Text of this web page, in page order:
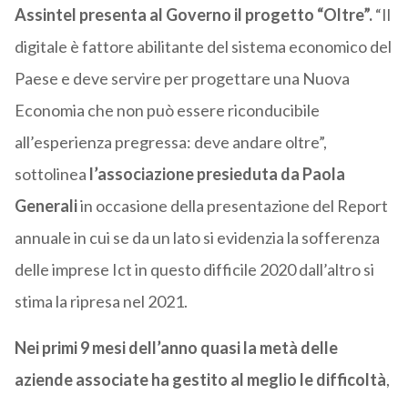
Assintel presenta al Governo il progetto “Oltre”.“Il
digitale è fattore abilitante del sistema economico del
Paese e deve servire per progettare una Nuova
Economia che non può essere riconducibile
all’esperienza pregressa: deve andare oltre”,
sottolinea l’associazione presieduta da Paola
Generaliin occasione della presentazione del Report
annuale in cui se da un lato si evidenzia la sofferenza
delle imprese Ict in questo difficile 2020 dall’altro si
stima la ripresa nel 2021.
Nei primi 9 mesi dell’anno quasi la metà delle
aziende associate ha gestito al meglio le difficoltà,